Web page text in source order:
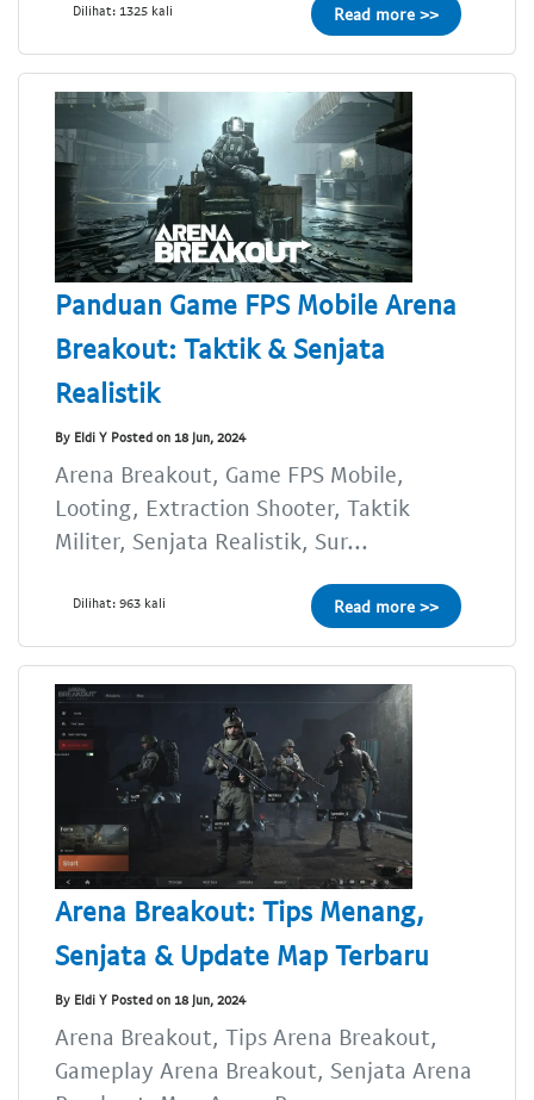
Dilihat: 1325 kali Read more >>
Panduan Game FPS Mobile Arena
Breakout: Taktik & Senjata
Realistik
By Eldi Y Posted on 18 Jun, 2024
Arena Breakout, Game FPS Mobile,
Looting, Extraction Shooter, Taktik
Militer, Senjata Realistik, Sur...
Dilihat: 963 kali Read more >>
Arena Breakout: Tips Menang,
Senjata & Update Map Terbaru
By Eldi Y Posted on 18 Jun, 2024
Arena Breakout, Tips Arena Breakout,
Gameplay Arena Breakout, Senjata Arena